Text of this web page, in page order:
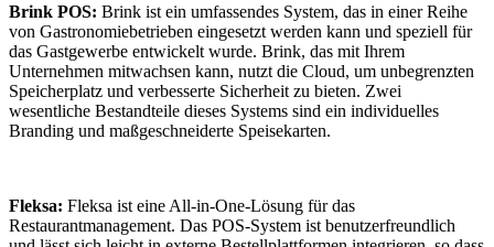
Brink POS: Brink ist ein umfassendes System, das in einer Reihe
von Gastronomiebetrieben eingesetzt werden kann und speziell für
das Gastgewerbe entwickelt wurde. Brink, das mit Ihrem
Unternehmen mitwachsen kann, nutzt die Cloud, um unbegrenzten
Speicherplatz und verbesserte Sicherheit zu bieten. Zwei
wesentliche Bestandteile dieses Systems sind ein individuelles
Branding und maßgeschneiderte Speisekarten.
Fleksa: Fleksa ist eine All-in-One-Lösung für das
Restaurantmanagement. Das POS-System ist benutzerfreundlich